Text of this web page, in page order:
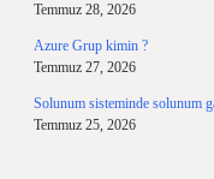
Temmuz 28, 2026
Azure Grup kimin ?
Temmuz 27, 2026
Solunum sisteminde solunum
Temmuz 25, 2026